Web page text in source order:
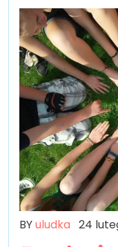
BYuludka 24